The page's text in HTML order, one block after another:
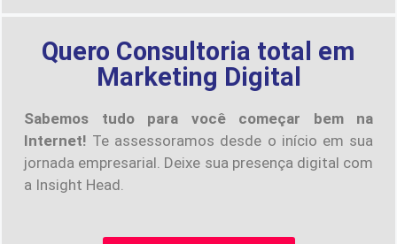
Quero Consultoria total em
Marketing Digital
Sabemos tudo para você começar bem na
Internet! Te assessoramos desde o início em sua
jornada empresarial. Deixe sua presença digital com
a Insight Head.